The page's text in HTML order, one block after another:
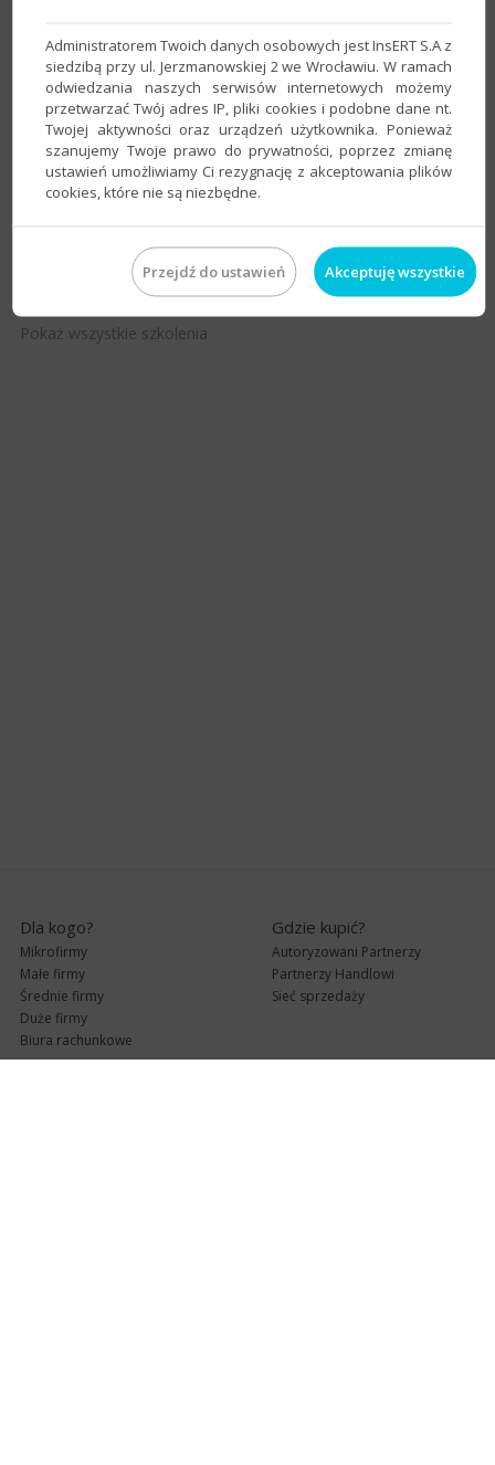
Szkolenie podstawowe z dowolnego programu
linii Nexo
do programu: Gratyfikant nexo, Rachmistrz nexo, Rewizor
nexo, Subiekt nexo
Miejscowość:Bielsko-Biała
Perspekt Dorota Juszczyk
Pokaż wszystkie szkolenia
Dla kogo?
Mikrofirmy
Małe firmy
Średnie firmy
Duże firmy
Biura rachunkowe
Gdzie kupić?
Autoryzowani Partnerzy
Partnerzy Handlowi
Sieć sprzedaży
Administratorem Twoich danych osobowych jest InsERT S.A z
siedzibą przy ul. Jerzmanowskiej 2 we Wrocławiu. W ramach
odwiedzania naszych serwisów internetowych możemy
przetwarzać Twój adres IP, pliki cookies i podobne dane nt.
Twojej aktywności oraz urządzeń użytkownika. Ponieważ
szanujemy Twoje prawo do prywatności, poprzez zmianę
ustawień umożliwiamy Ci rezygnację z akceptowania plików
cookies, które nie są niezbędne.
Przejdź do ustawień Akceptuję wszystkie